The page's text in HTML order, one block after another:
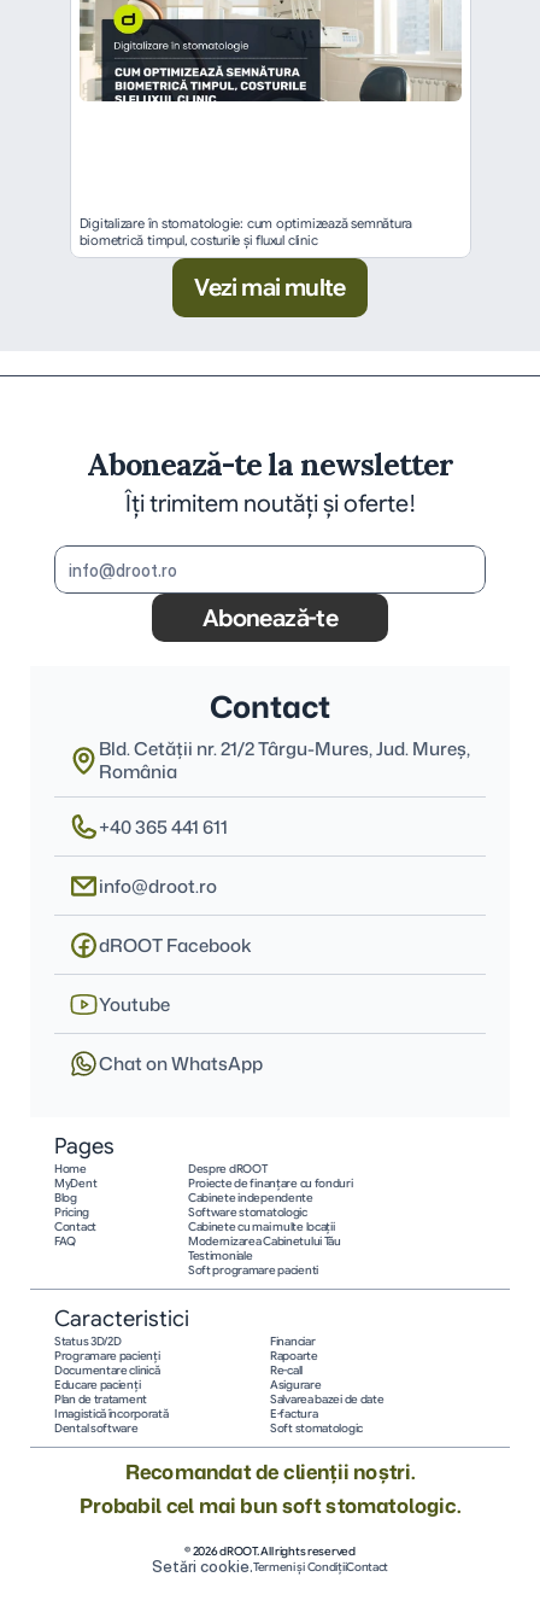
Digitalizare în stomatologie: cum optimizează semnătura
biometrică timpul, costurile și fluxul clinic
Vezi mai multe
Abonează-te la newsletter
Îți trimitem noutăți și oferte!
Abonează-te
Contact
Bld. Cetății nr. 21/2 Târgu-Mures, Jud. Mureş,
România
+40 365 441 611
info@droot.ro
dROOT Facebook
Youtube
Chat on WhatsApp
Pages
Home
MyDent
Blog
Pricing
Contact
FAQ
Despre dROOT
Proiecte de finanțare cu fonduri
Cabinete independente
Software stomatologic
Cabinete cu mai multe locații
Modernizarea Cabinetului Tău
Testimoniale
Soft programare pacienti
Caracteristici
Status 3D/2D
Programare pacienţi
Documentare clinică
Educare pacienţi
Plan de tratament
Imagistică încorporată
Dental software
Financiar
Rapoarte
Re-call
Asigurare
Salvarea bazei de date
E-factura
Soft stomatologic
Recomandat de clienții noștri.
Probabil cel mai bun soft stomatologic.
© 2026 dROOT. All rights reserved
Setări cookie.Termeni și CondițiiContact